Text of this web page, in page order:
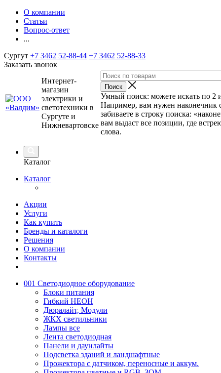
О компании
Статьи
Вопрос-ответ
...
Сургут +7 3462 52-88-44 +7 3462 52-88-33
Заказать звонок
Интернет-
магазин
электрики и
светотехники в
Сургуте и
Нижневартовске
Умный поиск: можете искать по 2
Например, вам нужен наконечник
забиваете в строку поиска:
вам выдаст все позиции, где
слова.
Каталог
Каталог
Акции
Услуги
Как купить
Бренды и каталоги
Решения
О компании
Контакты
001 Светодиодное оборудование
Блоки питания
Гибкий НЕОН
Дюралайт, Модули
ЖКХ светильники
Лампы все
Лента светодиодная
Панели и даунлайты
Подсветка зданий и ландшафтные
Прожектора с датчиком, переносные и аккум.